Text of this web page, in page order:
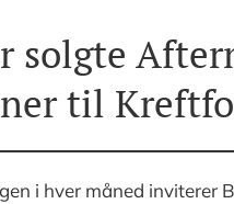
solgte
til
i hver måned inviterer